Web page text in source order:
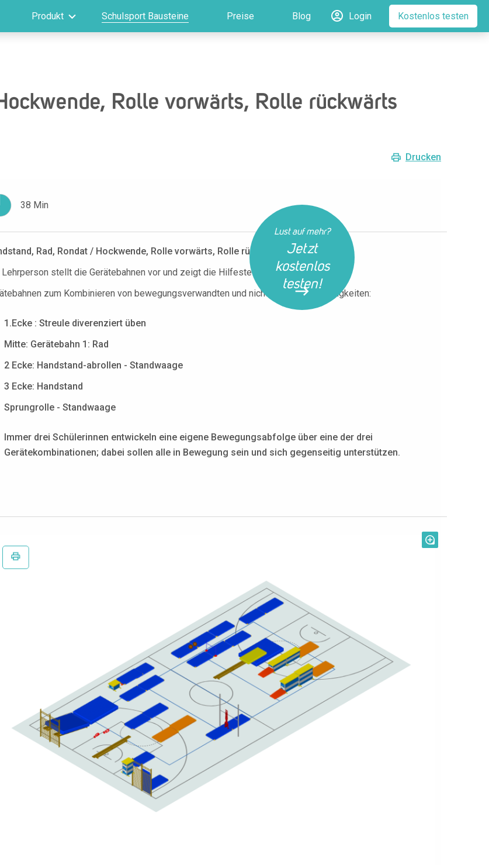
Produkt Schulsport Bausteine Preise Blog Login Kostenlos testen
Lust auf mehr?
Jetzt
kostenlos
testen!
Rolle vorwärts, Rolle rückwärts
Drucken
38 Min
Rad, Rondat / Hockwende, Rolle vorwärts, Rolle rückwärts kombinieren
Lehrperson stellt die Gerätebahnen vor und zeigt die Hilfestellung vor.
zum Kombinieren von bewegungsverwandten und nicht verwandten Fertigkeiten:
1.Ecke : Streule diverenziert üben
Mitte: Gerätebahn 1: Rad
2 Ecke: Handstand-abrollen - Standwaage
3 Ecke: Handstand
Sprungrolle - Standwaage
Immer drei Schülerinnen entwickeln eine eigene Bewegungsabfolge über eine der drei
Gerätekombinationen; dabei sollen alle in Bewegung sein und sich gegenseitig unterstützen.